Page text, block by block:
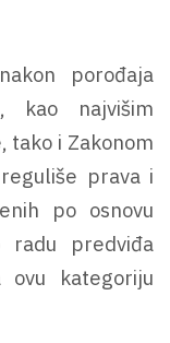
porođaja
kao najvišim
tako i Zakonom
prava i
po osnovu
predviđa
ovu kategoriju